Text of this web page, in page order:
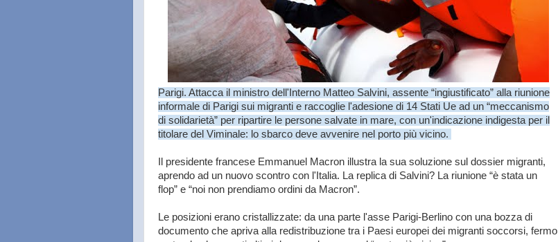
Parigi. Attacca il ministro dell'Interno Matteo Salvini, assente “ingiustificato” alla riunione
informale di Parigi sui migranti e raccoglie l'adesione di 14 Stati Ue ad un “meccanismo
di solidarietà” per ripartire le persone salvate in mare, con un'indicazione indigesta per il
titolare del Viminale: lo sbarco deve avvenire nel porto più vicino.
Il presidente francese Emmanuel Macron illustra la sua soluzione sul dossier migranti,
aprendo ad un nuovo scontro con l'Italia. La replica di Salvini? La riunione “è stata un
flop” e “noi non prendiamo ordini da Macron”.
Le posizioni erano cristallizzate: da una parte l'asse Parigi-Berlino con una bozza di
documento che apriva alla redistribuzione tra i Paesi europei dei migranti soccorsi, fermo